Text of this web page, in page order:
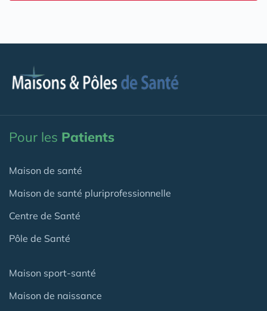
Pour les Patients
Maison de santé
Maison de santé pluriprofessionnelle
Centre de Santé
Pôle de Santé
Maison sport-santé
Maison de naissance